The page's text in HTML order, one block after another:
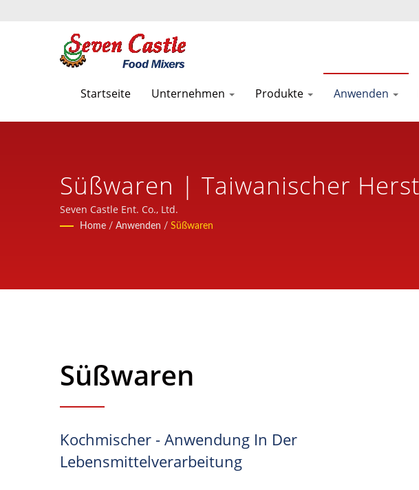
Startseite Unternehmen Produkte Anwenden
Süßwaren | Taiwanischer
Seven Castle Ent. Co., Ltd.
Home / Anwenden / Süßwaren
Süßwaren
Kochmischer - Anwendung In Der
Lebensmittelverarbeitung